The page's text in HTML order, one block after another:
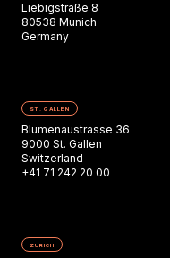
Liebigstraße 8
80538 Munich
Germany
ST. GALLEN
Blumenaustrasse 36
9000 St. Gallen
Switzerland
+41 71 242 20 00
ZURICH